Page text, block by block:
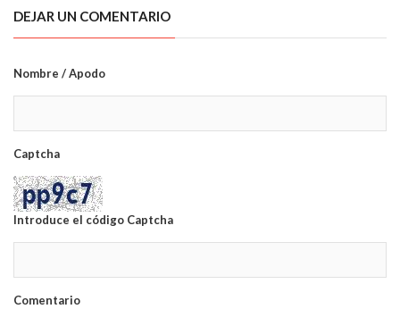
DEJAR UN COMENTARIO
Nombre / Apodo
Captcha
Introduce el código Captcha
Comentario